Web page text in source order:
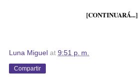
[CONTINUARÁ...]
Luna Miguel at 9:51 p. m.
Compartir